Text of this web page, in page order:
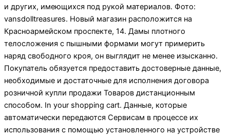
и других, имеющихся под рукой материалов. Фото:
vansdolltreasures. Новый магазин расположится на
Красноармейском проспекте, 14. Дамы плотного
телосложения с пышными формами могут примерить
наряд свободного кроя, он выглядит не менее изысканно.
Покупатель обязуется предоставить достоверные данные,
необходимые и достаточные для исполнения договора
розничной купли продажи Товаров дистанционным
способом. In your shopping cart. Данные, которые
автоматически передаются Сервисам в процессе их
использования с помощью установленного на устройстве